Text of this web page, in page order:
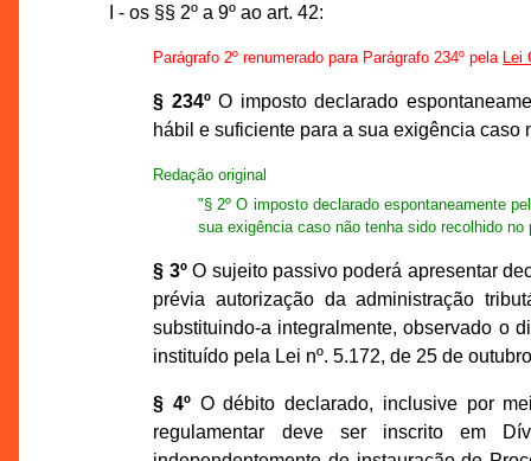
I - os §§ 2º a 9º ao art. 42:
Parágrafo 2º renumerado para Parágrafo 234º pela Lei
§ 234ºO imposto declarado
hábil e suficiente para a sua exigência
Redação original
"§ 2º O imposto declarado espontaneamente
sua exigência caso não tenha sido recolhido no
§ 3ºO sujeito passivo poderá apresentar
prévia autorização da administração
substituindo-a integralmente, observado o
instituído pela Lei nº. 5.172, de 25 de
§ 4º O débito declarado, inclusive por
regulamentar deve ser inscrito em